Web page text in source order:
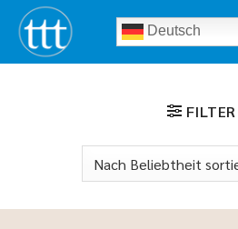
Zum
Inhalt
springen
Deutsch
FILTER